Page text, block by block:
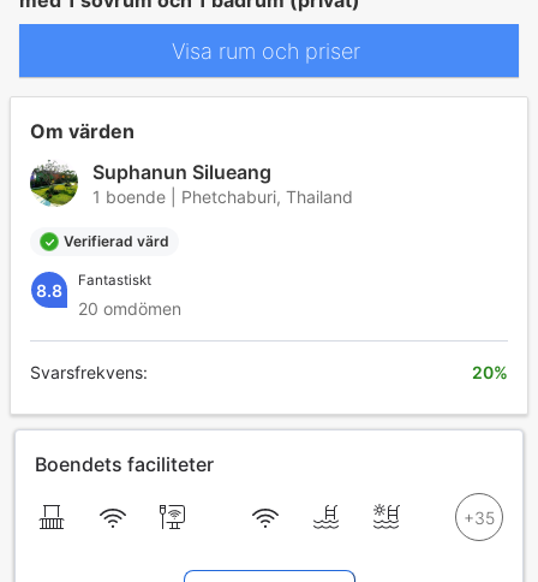
Visa rum och priser
Om värden
Suphanun Silueang
1 boende | Phetchaburi, Thailand
Verifierad värd
8.8 Fantastiskt
20 omdömen
Svarsfrekvens: 20%
Boendets faciliteter